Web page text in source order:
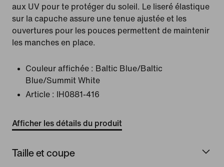
aux UV pour te protéger du soleil. Le liseré élastique
sur la capuche assure une tenue ajustée et les
ouvertures pour les pouces permettent de maintenir
les manches en place.
Couleur affichée : Baltic Blue/Baltic
Blue/Summit White
Article :
IH0881-416
Afficher les détails du produit
Taille et coupe